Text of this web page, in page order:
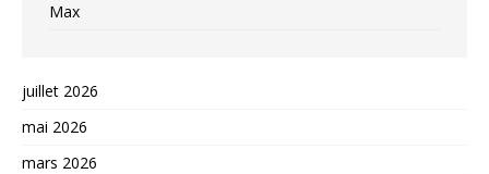
Max
juillet 2026
mai 2026
mars 2026